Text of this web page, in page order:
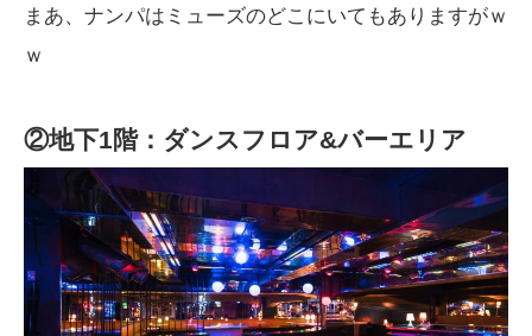
まあ、ナンパはミューズのどこにいてもありますがｗ
ｗ
②地下1階：ダンスフロア&バーエリア